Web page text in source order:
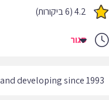
4.2 (6 ביקורות)
סגור
and developing since